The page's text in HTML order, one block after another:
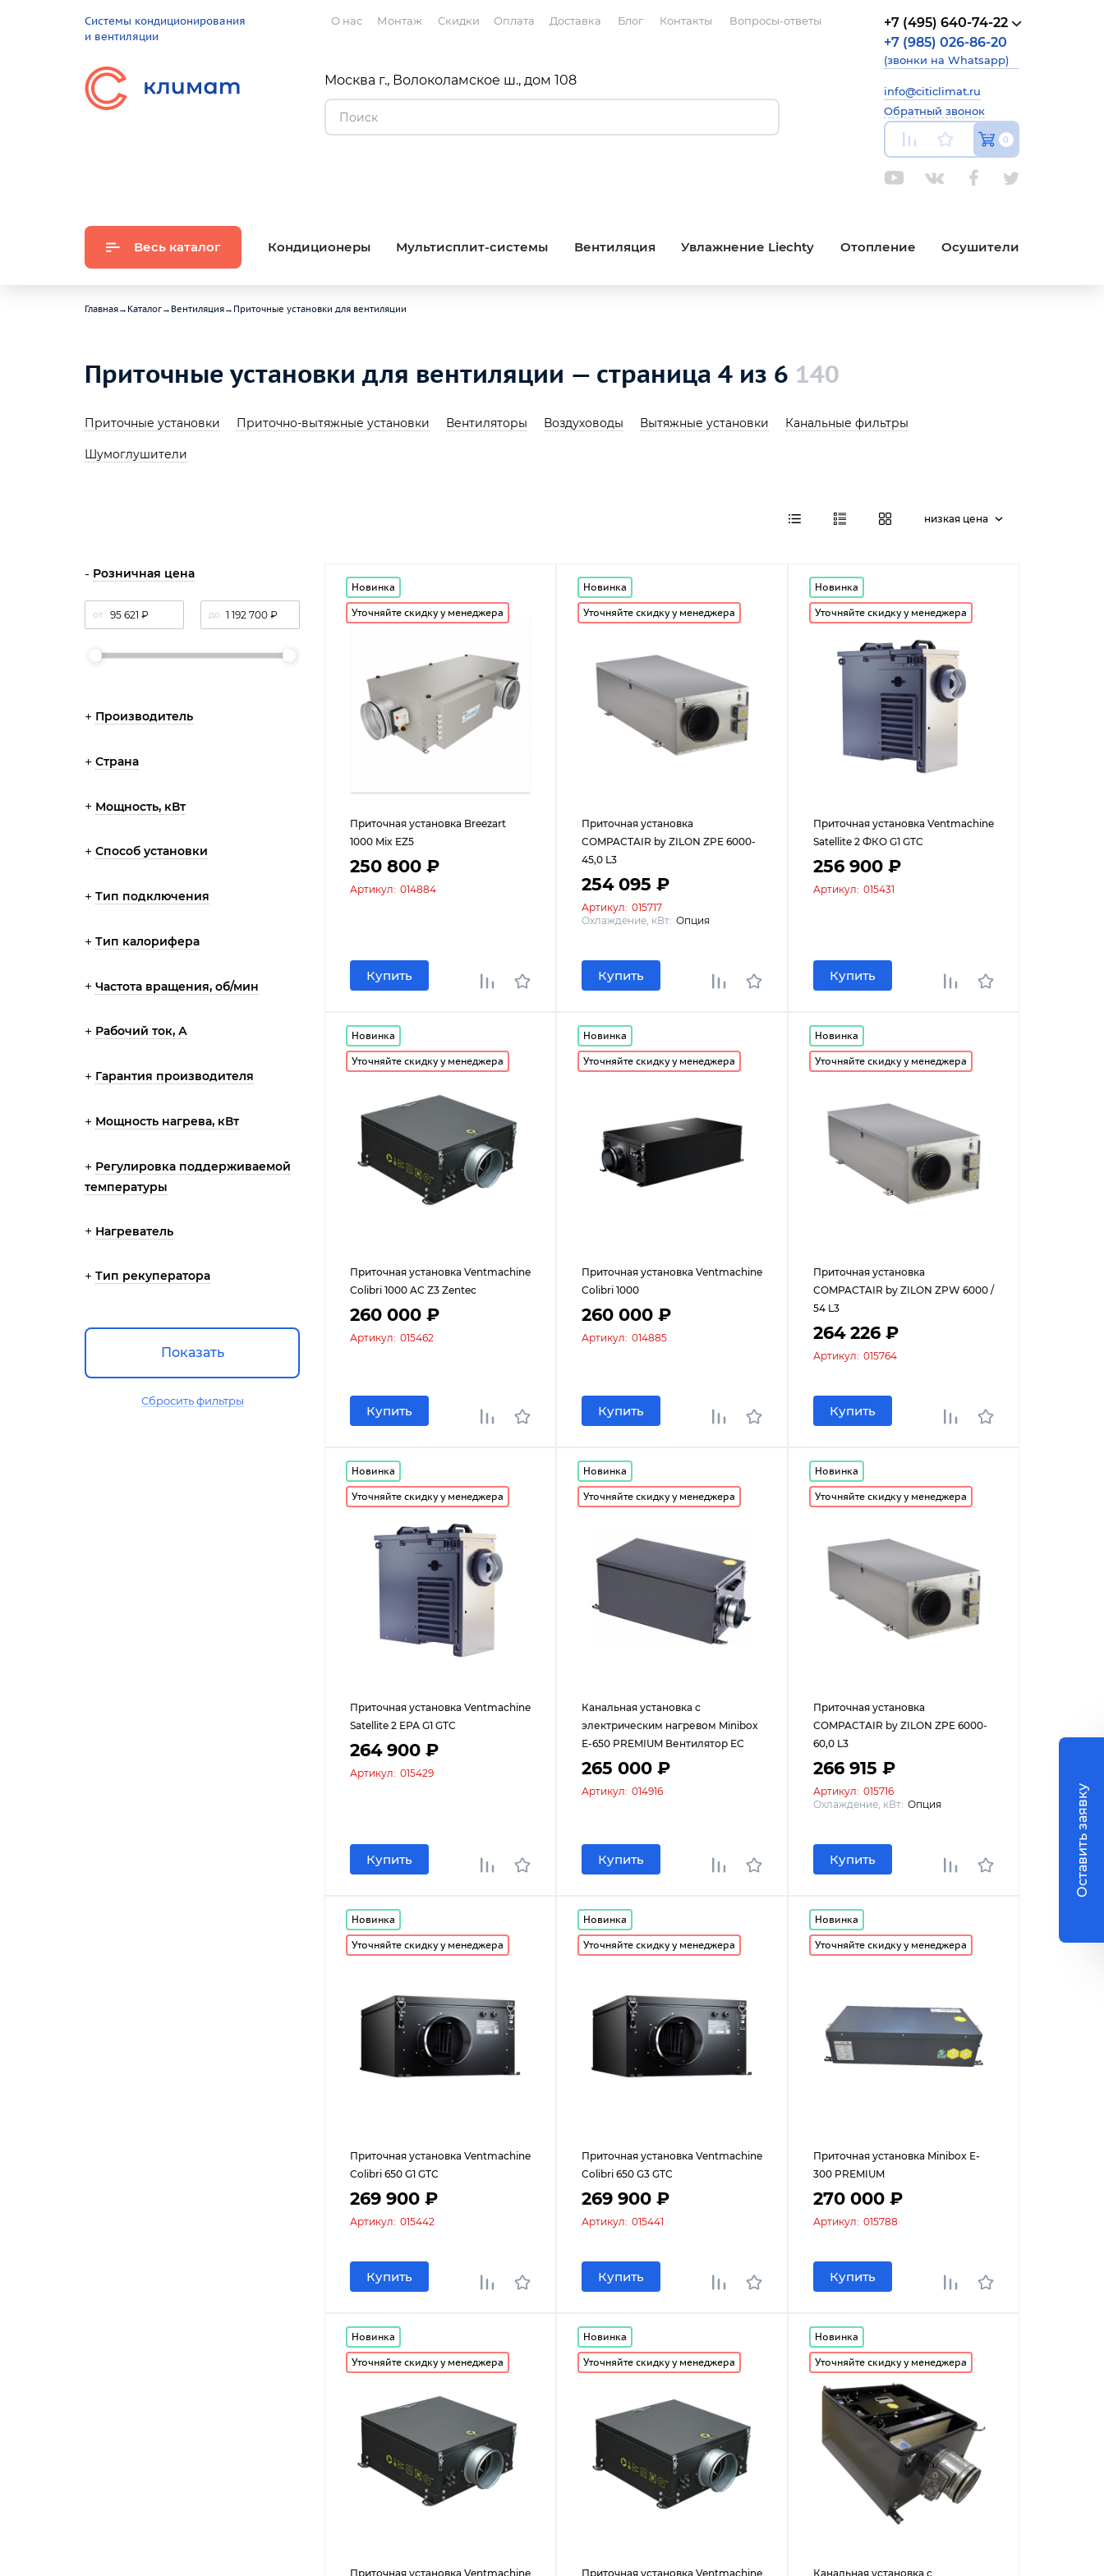
Системы кондиционирования
и вентиляции
О нас Монтаж Скидки Оплата Доставка Блог Контакты Вопросы-ответы
Москва г., Волоколамское ш., дом 108
+7 (495) 640-74-22
+7 (985) 026-86-20
(звонки на Whatsapp)
info@citiclimat.ru
Обратный звонок
0
Весь каталог Кондиционеры Мультисплит-системы Вентиляция Увлажнение Liechty Отопление Осушители
Главная→ Каталог→ Вентиляция→ Приточные установки для вентиляции
Приточные установки для вентиляции — страница 4 из 6 140
Приточные установки Приточно-вытяжные установки Вентиляторы Воздуховоды Вытяжные установки Канальные фильтры
Шумоглушители
низкая цена
Розничная цена
от до
Производитель
Страна
Мощность, кВт
Способ установки
Тип подключения
Тип калорифера
Частота вращения, об/мин
Рабочий ток, А
Гарантия производителя
Мощность нагрева, кВт
Регулировка поддерживаемой
температуры
Нагреватель
Тип рекуператора
Показать
Сбросить фильтры
Новинка
Уточняйте скидку у менеджера
Приточная установка Breezart
1000 Mix EZ5
250 800 ₽
Артикул: 014884
Купить
Новинка
Уточняйте скидку у менеджера
Приточная установка
COMPACTAIR by ZILON ZPE 6000-
45,0 L3
254 095 ₽
Артикул: 015717
Охлаждение, кВт: Опция
Купить
Новинка
Уточняйте скидку у менеджера
Приточная установка Ventmachine
Satellite 2 ФКО G1 GTC
256 900 ₽
Артикул: 015431
Купить
Новинка
Уточняйте скидку у менеджера
Приточная установка Ventmachine
Colibri 1000 AC Z3 Zentec
260 000 ₽
Артикул: 015462
Купить
Новинка
Уточняйте скидку у менеджера
Приточная установка Ventmachine
Colibri 1000
260 000 ₽
Артикул: 014885
Купить
Новинка
Уточняйте скидку у менеджера
Приточная установка
COMPACTAIR by ZILON ZPW 6000 /
54 L3
264 226 ₽
Артикул: 015764
Купить
Новинка
Уточняйте скидку у менеджера
Приточная установка Ventmachine
Satellite 2 ЕРА G1 GTC
264 900 ₽
Артикул: 015429
Купить
Новинка
Уточняйте скидку у менеджера
Канальная установка с
электрическим нагревом Minibox
Е-650 PREMIUM Вентилятор ЕС
265 000 ₽
Артикул: 014916
Купить
Новинка
Уточняйте скидку у менеджера
Приточная установка
COMPACTAIR by ZILON ZPE 6000-
60,0 L3
266 915 ₽
Артикул: 015716
Охлаждение, кВт: Опция
Купить
Новинка
Уточняйте скидку у менеджера
Приточная установка Ventmachine
Colibri 650 G1 GTC
269 900 ₽
Артикул: 015442
Купить
Новинка
Уточняйте скидку у менеджера
Приточная установка Ventmachine
Colibri 650 G3 GTC
269 900 ₽
Артикул: 015441
Купить
Новинка
Уточняйте скидку у менеджера
Приточная установка Minibox E-
300 PREMIUM
270 000 ₽
Артикул: 015788
Купить
Новинка
Уточняйте скидку у менеджера
Приточная установка Ventmachine
Новинка
Уточняйте скидку у менеджера
Приточная установка Ventmachine
Новинка
Уточняйте скидку у менеджера
Канальная установка с
Оставить заявку